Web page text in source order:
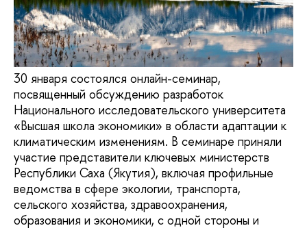
30 января состоялся онлайн-семинар,
посвященный обсуждению разработок
Национального исследовательского университета
«Высшая школа экономики» в области адаптации к
климатическим изменениям. В семинаре приняли
участие представители ключевых министерств
Республики Саха (Якутия), включая профильные
ведомства в сфере экологии, транспорта,
сельского хозяйства, здравоохранения,
образования и экономики, с одной стороны и